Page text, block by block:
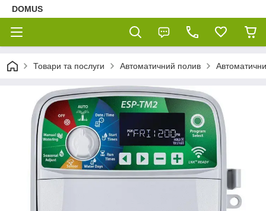
DOMUS
Товари та послуги Автоматичний полив